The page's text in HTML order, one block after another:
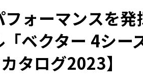
プジョー
ルノー
アルファ・ロメオ
フェラーリ
ランボルギーニ
マセラティ
ベントレー
ケータハム
ホイールカタログ
タイヤ特集
EV:LIFE
ル・ボラ
ォーマンスを発
ベクター 4シー
タログ2023】